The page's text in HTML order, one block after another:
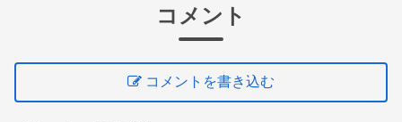
コメント
コメントを書き込む